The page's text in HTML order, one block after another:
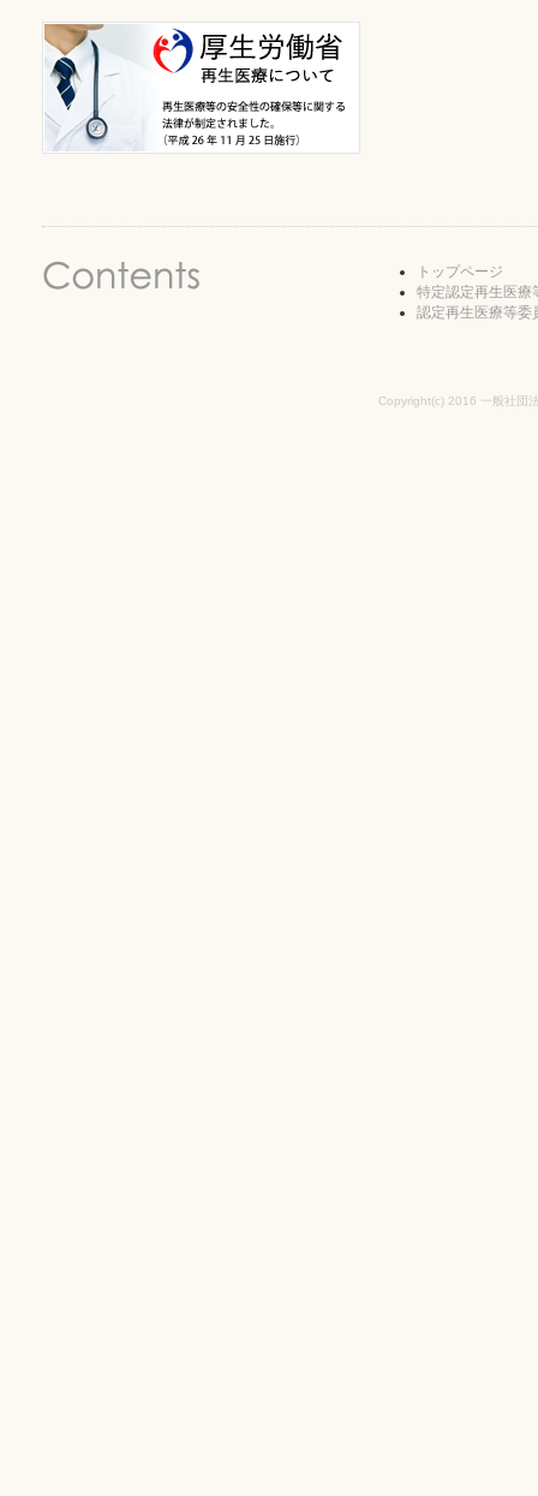
トップページ
特定認定再生医療
認定再生医療等委
Copyright(c) 2016 一般社団